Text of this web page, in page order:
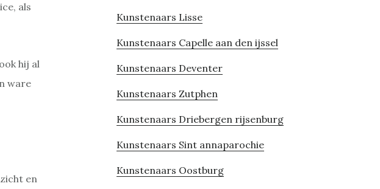
als
hij al
ware
en
Kunstenaars Lisse
Kunstenaars Capelle aan den ijssel
Kunstenaars Deventer
Kunstenaars Zutphen
Kunstenaars Driebergen rijsenburg
Kunstenaars Sint annaparochie
Kunstenaars Oostburg